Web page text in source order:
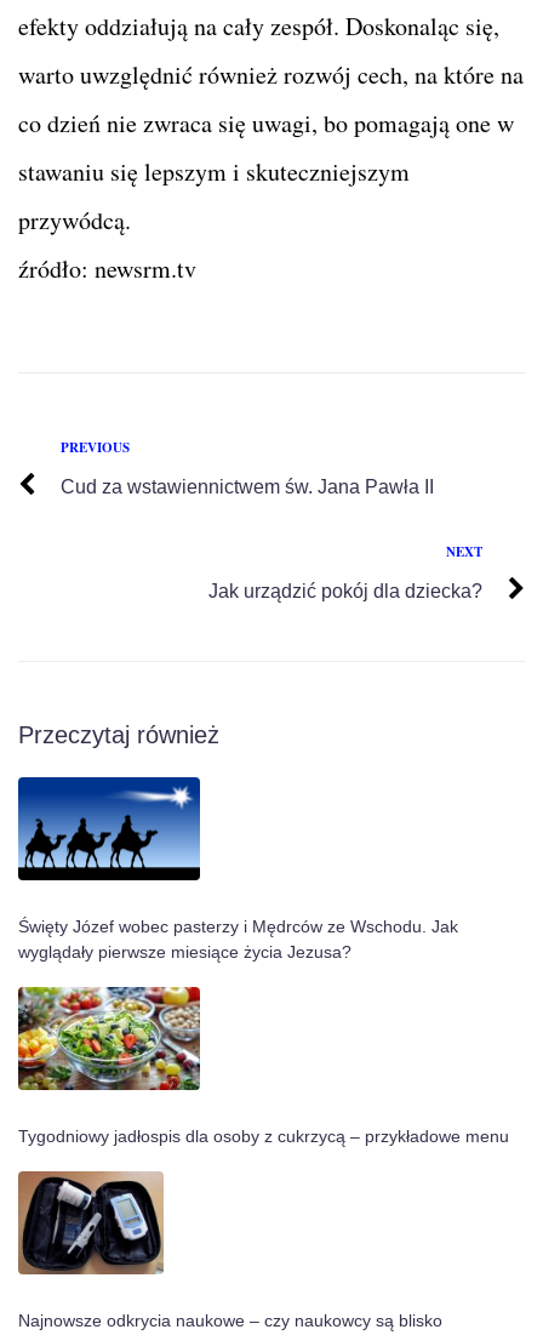
efekty oddziałują na cały zespół. Doskonaląc się,
warto uwzględnić również rozwój cech, na które na
co dzień nie zwraca się uwagi, bo pomagają one w
stawaniu się lepszym i skuteczniejszym
przywódcą.
źródło: newsrm.tv
PREVIOUS
Cud za wstawiennictwem św. Jana Pawła II
NEXT
Jak urządzić pokój dla dziecka?
Przeczytaj również
Święty Józef wobec pasterzy i Mędrców ze Wschodu. Jak
wyglądały pierwsze miesiące życia Jezusa?
Tygodniowy jadłospis dla osoby z cukrzycą – przykładowe menu
Najnowsze odkrycia naukowe – czy naukowcy są blisko